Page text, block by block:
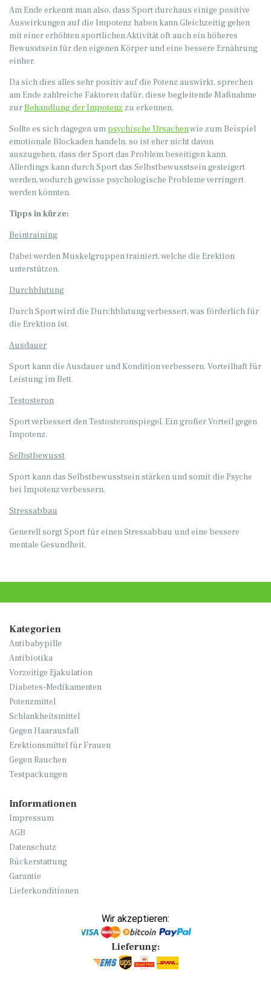
Am Ende erkennt man also, dass Sport durchaus einige positive
Auswirkungen auf die Impotenz haben kann.Gleichzeitig gehen
mit einer erhöhten sportlichen Aktivität oft auch ein höheres
Bewusstsein für den eigenen Körper und eine bessere Ernährung
einher.
Da sich dies alles sehr positiv auf die Potenz auswirkt, sprechen
am Ende zahlreiche Faktoren dafür, diese begleitende Maßnahme
zurBehandlung der Impotenzzu erkennen.
Sollte es sich dagegen um psychische Ursachenwie zum Beispiel
emotionale Blockaden handeln, so ist eher nicht davon
auszugehen, dass der Sport das Problem beseitigen kann.
Allerdings kann durch Sport das Selbstbewusstsein gesteigert
werden, wodurch gewisse psychologische Probleme verringert
werden könnten.
Tipps in kürze:
Beintraining
Dabei werden Muskelgruppen trainiert, welche die Erektion
unterstützen.
Durchblutung
Durch Sport wird die Durchblutung verbessert, was förderlich für
die Erektion ist.
Ausdauer
Sport kann die Ausdauer und Kondition verbessern. Vorteilhaft für
Leistung im Bett.
Testosteron
Sport verbessert den Testosteronspiegel. Ein großer Vorteil gegen
Impotenz.
Selbstbewusst
Sport kann das Selbstbewusstsein stärken und somit die Psyche
bei Impotenz verbessern.
Stressabbau
Generell sorgt Sport für einen Stressabbau und eine bessere
mentale Gesundheit.
Kategorien
Antibabypille
Antibiotika
Vorzeitige Ejakulation
Diabetes-Medikamenten
Potenzmittel
Schlankheitsmittel
Gegen Haarausfall
Erektionsmittel für Frauen
Gegen Rauchen
Testpackungen
Informationen
Impressum
AGB
Datenschutz
Rückerstattung
Garantie
Lieferkonditionen
Wir akzeptieren:
Lieferung: